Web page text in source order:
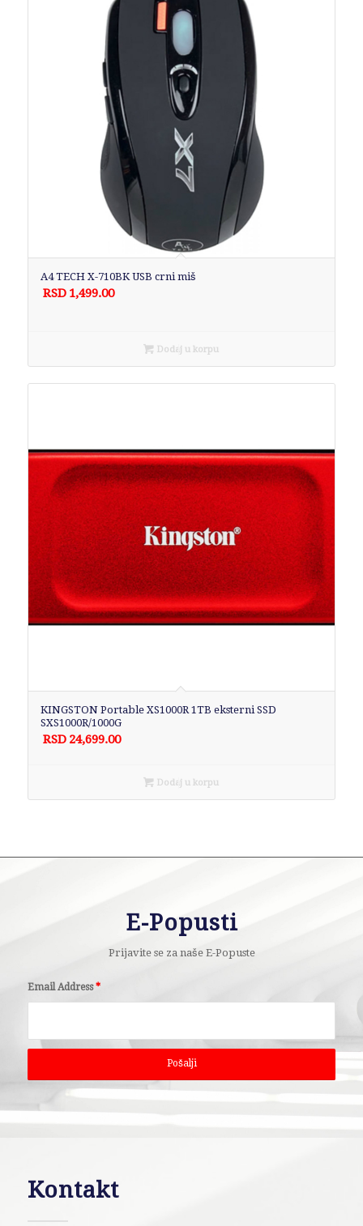
A4 TECH X-710BK USB crni miš
RSD 1,499.00
Dodaj u korpu
KINGSTON Portable XS1000R 1TB eksterni SSD
SXS1000R/1000G
RSD 24,699.00
Dodaj u korpu
E-Popusti
Prijavite se za naše E-Popuste
Email Address*
Kontakt